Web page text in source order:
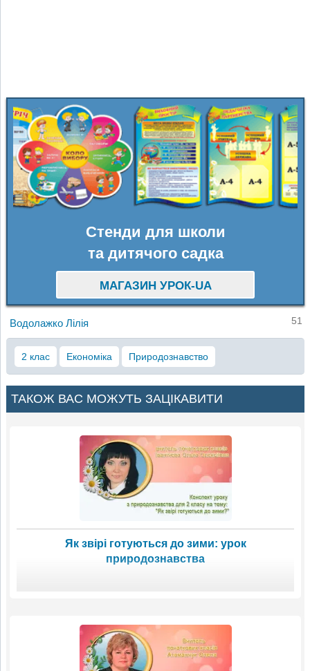
Стенди для школи
та дитячого садка
МАГАЗИН УРОК-UA
Водолажко Лілія 51
2 клас Економіка Природознавство
ТАКОЖ ВАС МОЖУТЬ ЗАЦІКАВИТИ
Як звірі готуються до зими: урок
природознавства